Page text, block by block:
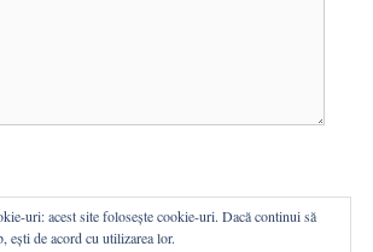
uri: acest site folosește cookie-uri. Dacă continui să
ești de acord cu utilizarea lor.